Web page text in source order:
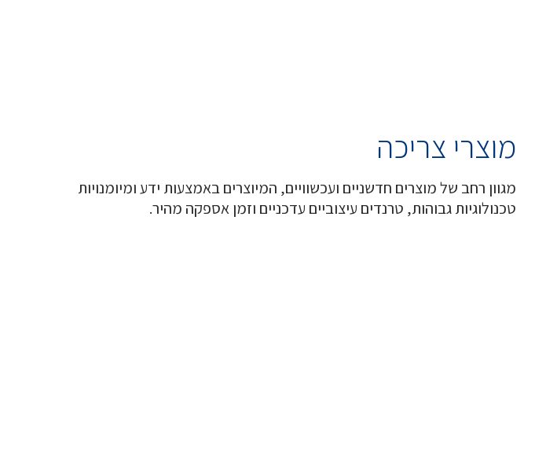
מוצרי צריכה
מגוון רחב של מוצרים חדשניים ועכשוויים, המיוצרים באמצעות ידע ומיומנויות
טכנולוגיות גבוהות, טרנדים עיצוביים עדכניים וזמן אספקה מהיר.